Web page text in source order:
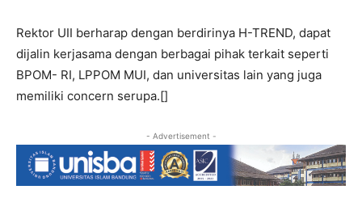
Rektor UII berharap dengan berdirinya H-TREND, dapat
dijalin kerjasama dengan berbagai pihak terkait seperti
BPOM- RI, LPPOM MUI, dan universitas lain yang juga
memiliki concern serupa.[]
- Advertisement -